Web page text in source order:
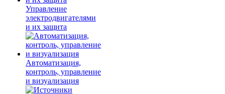
Управление
электродвигателями
и их защита
Автоматизация,
контроль, управление
и визуализация